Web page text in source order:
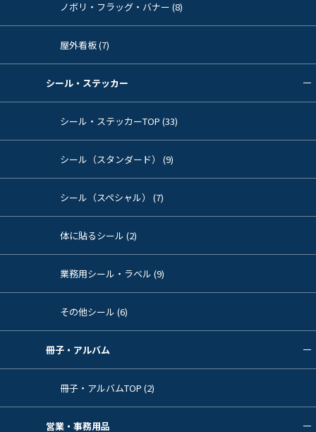
ノボリ・フラッグ・バナー (8)
屋外看板 (7)
シール・ステッカー
シール・ステッカーTOP (33)
シール（スタンダード） (9)
シール（スペシャル） (7)
体に貼るシール (2)
業務用シール・ラベル (9)
その他シール (6)
冊子・アルバム
冊子・アルバムTOP (2)
営業・事務用品